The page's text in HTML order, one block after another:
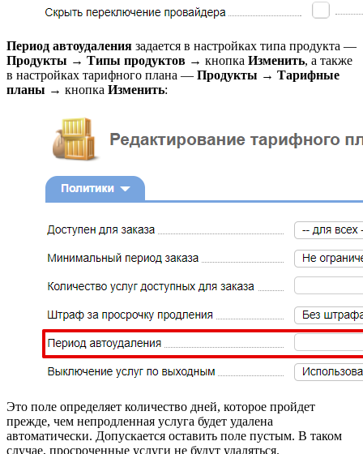
Период автоудаления задается в настройках типа продукта —
Продукты → Типы продуктов → кнопка Изменить, а также
в настройках тарифного плана — Продукты → Тарифные
планы → кнопка Изменить:
Это поле определяет количество дней, которое пройдет
прежде, чем непродленная услуга будет удалена
автоматически. Допускается оставить поле пустым. В таком
случае, просроченные услуги не будут удаляться.